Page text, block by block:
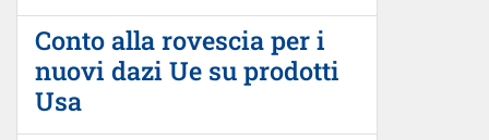
Conto alla rovescia per i
nuovi dazi Ue su prodotti
Usa